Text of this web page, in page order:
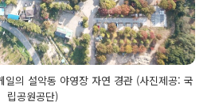
일의 설악동 야영장 자연 경관 (사진제공: 국
립공원공단)